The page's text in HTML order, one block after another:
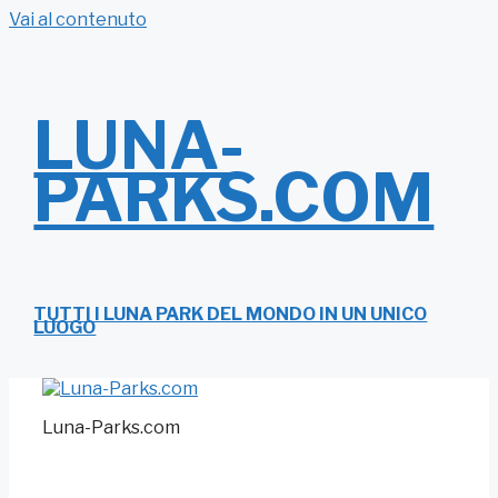
Vai al contenuto
LUNA-
PARKS.COM
TUTTI I LUNA PARK DEL MONDO IN UN UNICO
LUOGO
Luna-Parks.com